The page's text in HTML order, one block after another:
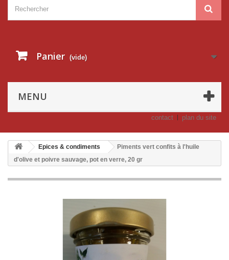
Panier (vide)
MENU
contact plan du site
Epices & condiments
Piments vert confits à l'huile
d'olive et poivre sauvage, pot en verre, 20 gr